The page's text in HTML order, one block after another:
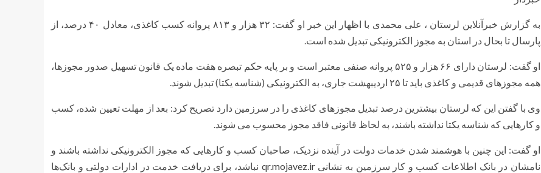
به گزارش خبرآنلاین لرستان ، علی محمدی با اظهار این خبر او گفت: ۳۲ هزار و ۸۱۳ پروانه کسب کاغذی، معادل ۴۰ درصد، از
پارسال تا بحال در استان به مجوز الکترونیکی تبدیل شده است.
او گفت: لرستان دارای ۶۶ هزار و ۵۲۵ پروانه صنفی معتبر است و بر پایه حکم تبصره هفت ماده یک قانون تسهیل صدور مجوزها،
همه مجوزهای قدیمی و کاغذی باید تا ۲۵ اردیبهشت جاری، به الکترونیکی (شناسه‌ یکتا) تبدیل شوند.
وی با گفتن این که لرستان بیشترین درصد تبدیل مجوزهای کاغذی را در سرزمین دارد تصریح کرد: بعد از مهلت تعیین شده، کسب
و کارهایی که شناسه یکتا نداشته باشند، به لحاظ قانونی فاقد مجوز محسوب می شوند.
او گفت: این چنین با هوشمند شدن خدمات دولت در آینده نزدیک، صاحبان کسب و کارهایی که مجوز الکترونیکی نداشته باشند و
نامشان در بانک اطلاعات کسب و کار سرزمین به نشانیqr.mojavez.ir نباشد، برای دریافت خدمت در ادارات دولتی و بانک‌ها